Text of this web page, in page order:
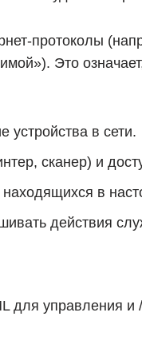
протоколы
Это
устройства в сети.
сканер) и
в
действия
для управления и